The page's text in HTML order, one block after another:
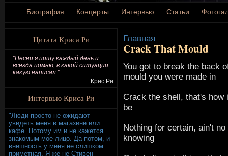
Биография Концерты Интервью Статьи
Цитата Криса Ри
"Песни я пишу каждый день и
всегда помню, в какой ситуации
какую написал."
Крис Ри
Интервью Криса Ри
"Люди просто не ожидают
увидеть меня в магазине или
кафе. Потому им и не кажется
знакомым мое лицо. Да потом, и
внешность у меня не слишком
приметная. Я же не Стивен
Главная
Crack That Mould
You got to break the back
mould you were made in
Crack the shell, that's how
be
Nothing for certain, ain't no
knowing